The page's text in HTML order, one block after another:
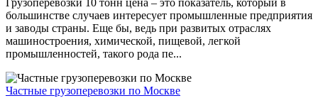
Грузоперевозки 10 тонн цена – это показатель, который в
большинстве случаев интересует промышленные предприятия
и заводы страны. Еще бы, ведь при развитых отраслях
машиностроения, химической, пищевой, легкой
промышленностей, такого рода пе...
Частные грузоперевозки по Москве